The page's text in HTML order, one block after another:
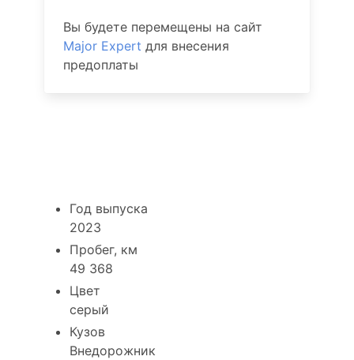
Вы будете перемещены на сайт
Major Expert для внесения
предоплаты
Год выпуска
2023
Пробег, км
49 368
Цвет
серый
Кузов
Внедорожник